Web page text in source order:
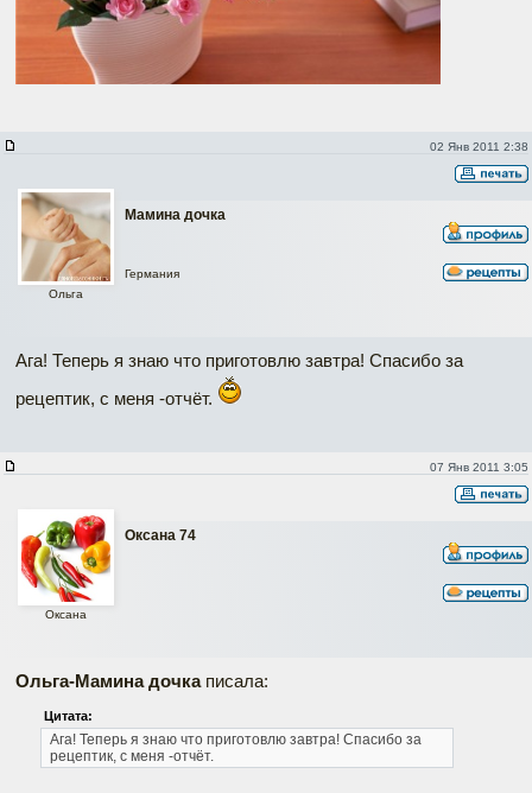
02 Янв 2011 2:38
Мамина дочка
Ольга
Германия
Ага! Теперь я знаю что приготовлю завтра! Спасибо за
рецептик, с меня -отчёт.
07 Янв 2011 3:05
Оксана 74
Оксана
Ольга-Мамина дочкаписала:
Цитата:
Ага! Теперь я знаю что приготовлю завтра! Спасибо за
рецептик, с меня -отчёт.